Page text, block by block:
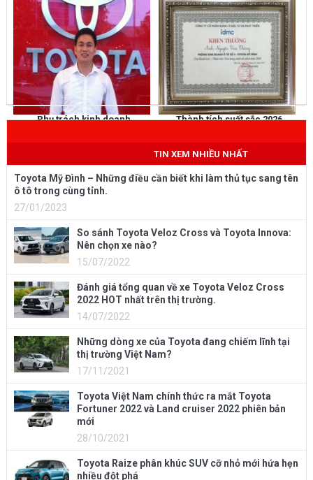
Phụ trách kinh doanh Thành tích suất sắc 2026
TIN XEM NHIỀU NHẤT
Toyota Mỹ Đình – Những điều cần biết khi làm thủ tục sang tên
ô tô trong cùng tỉnh.
27/01/2023
So sánh Toyota Veloz Cross và Toyota Innova:
Nên chọn xe nào?
15/07/2022
Đánh giá tổng quan về xe Toyota Veloz Cross
2022 HOT nhất trên thị trường.
14/07/2022
Những dòng xe của Toyota đang chiếm lĩnh tại
thị trường Việt Nam?
17/11/2021
Toyota Việt Nam chính thức ra mắt Toyota
Fortuner 2022 và Land cruiser 2022 phiên bản
mới
28/10/2021
Toyota Raize phân khúc SUV cỡ nhỏ mới hứa hẹn
nhiều đột phá